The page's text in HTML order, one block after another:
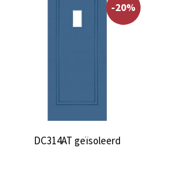
-20%
DC314AT geïsoleerd